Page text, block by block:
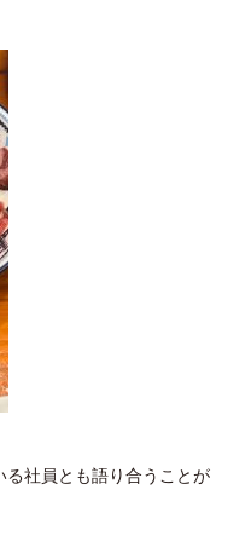
社員とも語り合うことが